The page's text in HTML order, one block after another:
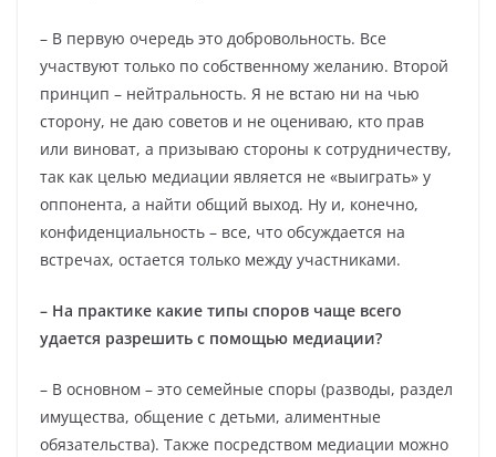
– В первую очередь это добровольность. Все
участвуют только по собственному желанию. Второй
принцип – нейтральность. Я не встаю ни на чью
сторону, не даю советов и не оцениваю, кто прав
или виноват, а призываю стороны к сотрудничеству,
так как целью медиации является не «выиграть» у
оппонента, а найти общий выход. Ну и, конечно,
конфиденциальность – все, что обсуждается на
встречах, остается только между участниками.
– На практике какие типы споров чаще всего
удается разрешить с помощью медиации?
– В основном – это семейные споры (разводы, раздел
имущества, общение с детьми, алиментные
обязательства). Также посредством медиации можно